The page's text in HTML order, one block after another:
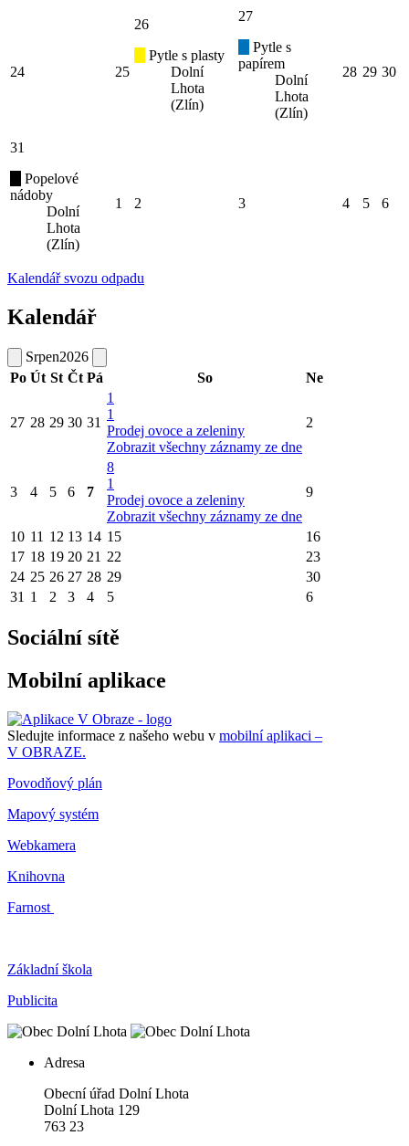
24 25
26
Pytle s plasty
Dolní
Lhota
(Zlín)
27
Pytle s
papírem
Dolní
Lhota
(Zlín)
28 29 30
31
Popelové
nádoby
Dolní
Lhota
(Zlín)
1 2 3 4 5 6
Kalendář svozu odpadu
Kalendář
Srpen2026
Po Út St Čt Pá So Ne
27 28 29 30 31
1
1
Prodej ovoce a zeleniny
Zobrazit všechny záznamy ze dne
2
3 4 5 6 7
8
1
Prodej ovoce a zeleniny
Zobrazit všechny záznamy ze dne
9
10 11 12 13 14 15
16
17 18 19 20 21 22
23
24 25 26 27 28 29
30
31 1 2 3 4 5 6
Sociální sítě
Mobilní aplikace
Sledujte informace z našeho webu v mobilní aplikaci –
V OBRAZE.
Povodňový plán
Mapový systém
Webkamera
Knihovna
Farnost
Základní škola
Publicita
Adresa
Obecní úřad Dolní Lhota
Dolní Lhota 129
763 23